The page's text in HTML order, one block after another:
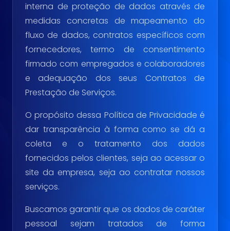
interna de proteção de dados através de
medidas concretas de mapeamento do
fluxo de dados, contratos específicos com
fornecedores, termo de consentimento
firmado com empregados e colaboradores
e adequação dos seus Contratos de
Prestação de Serviços.
O propósito dessa Política de Privacidade é
dar transparência à forma como se dá a
coleta e o tratamento dos dados
fornecidos pelos clientes, seja ao acessar o
site da empresa, seja ao contratar nossos
serviços.
Buscamos garantir que os dados de caráter
pessoal sejam tratados de forma